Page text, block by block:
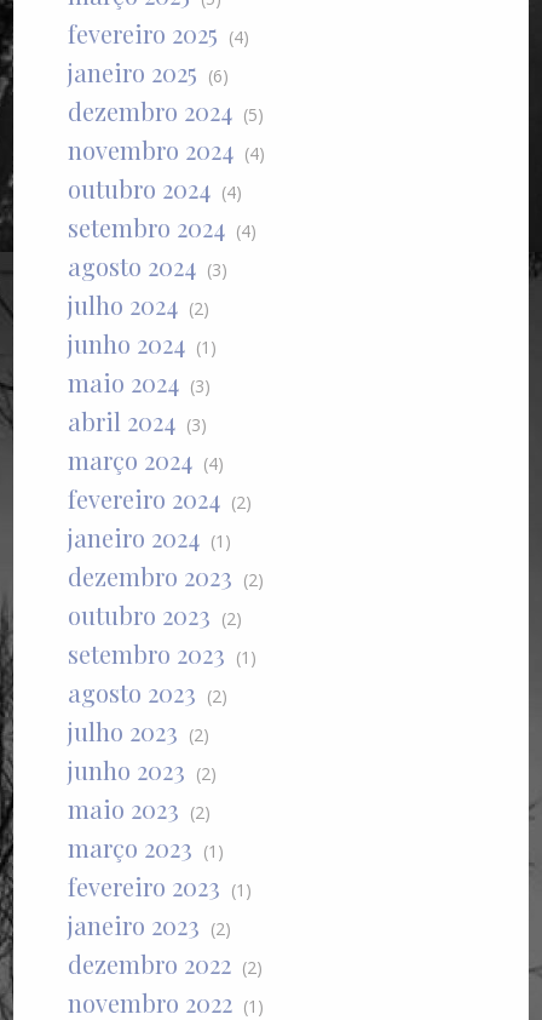
fevereiro 2025 (4)
janeiro 2025 (6)
dezembro 2024 (5)
novembro 2024 (4)
outubro 2024 (4)
setembro 2024 (4)
agosto 2024 (3)
julho 2024 (2)
junho 2024 (1)
maio 2024 (3)
abril 2024 (3)
março 2024 (4)
fevereiro 2024 (2)
janeiro 2024 (1)
dezembro 2023 (2)
outubro 2023 (2)
setembro 2023 (1)
agosto 2023 (2)
julho 2023 (2)
junho 2023 (2)
maio 2023 (2)
março 2023 (1)
fevereiro 2023 (1)
janeiro 2023 (2)
dezembro 2022 (2)
novembro 2022 (1)